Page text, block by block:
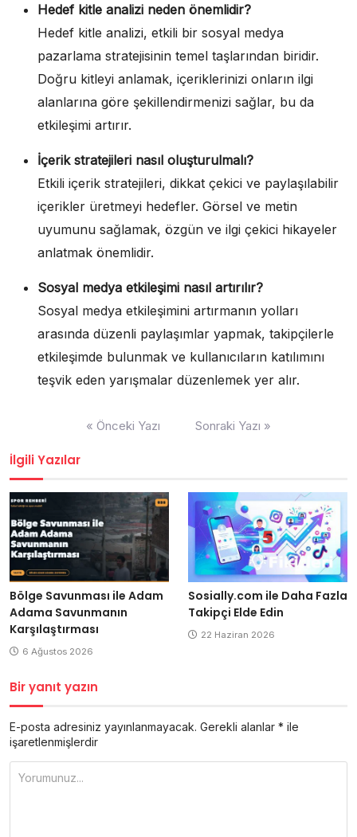
Hedef kitle analizi neden önemlidir?
Hedef kitle analizi, etkili bir sosyal medya
pazarlama stratejisinin temel taşlarından biridir.
Doğru kitleyi anlamak, içeriklerinizi onların ilgi
alanlarına göre şekillendirmenizi sağlar, bu da
etkileşimi artırır.
İçerik stratejileri nasıl oluşturulmalı?
Etkili içerik stratejileri, dikkat çekici ve paylaşılabilir
içerikler üretmeyi hedefler. Görsel ve metin
uyumunu sağlamak, özgün ve ilgi çekici hikayeler
anlatmak önemlidir.
Sosyal medya etkileşimi nasıl artırılır?
Sosyal medya etkileşimini artırmanın yolları
arasında düzenli paylaşımlar yapmak, takipçilerle
etkileşimde bulunmak ve kullanıcıların katılımını
teşvik eden yarışmalar düzenlemek yer alır.
« Önceki Yazı Sonraki Yazı »
İlgili Yazılar
Bölge Savunması ile Adam
Adama Savunmanın
Karşılaştırması
6 Ağustos 2026
Sosially.com ile Daha Fazla
Takipçi Elde Edin
22 Haziran 2026
Bir yanıt yazın
E-posta adresiniz yayınlanmayacak. Gerekli alanlar * ile
işaretlenmişlerdir